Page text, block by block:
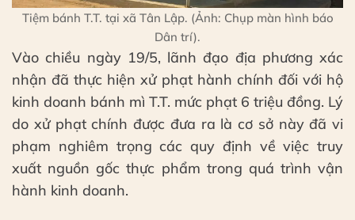
Tiệm bánh T.T. tại xã Tân Lập. (Ảnh: Chụp màn hình báo
Dân trí).
Vào chiều ngày 19/5, lãnh đạo địa phương xác
nhận đã thực hiện xử phạt hành chính đối với hộ
kinh doanh bánh mì T.T. mức phạt 6 triệu đồng. Lý
do xử phạt chính được đưa ra là cơ sở này đã vi
phạm nghiêm trọng các quy định về việc truy
xuất nguồn gốc thực phẩm trong quá trình vận
hành kinh doanh.